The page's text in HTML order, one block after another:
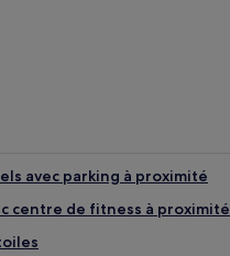
avec parking à proximité
centre de fitness à proximité